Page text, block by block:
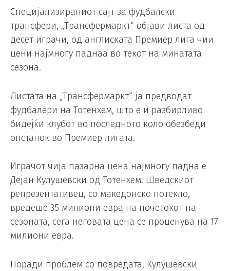
Специјализираниот сајт за фудбалски
трансфери, „Трансфермаркт“ објави листа од
десет играчи, од англиската Премиер лига чии
цени најмногу паднаа во текот на минатата
сезона.
Листата на „Трансфермаркт“ ја предводат
фудбалери на Тотенхем, што е и разбирливо
бидејќи клубот во последното коло обезбеди
опстанок во Премиер лигата.
Играчот чија пазарна цена најмногу падна е
Дејан Кулушевски од Тотенхем. Шведскиот
репрезентативец, со македонско потекло,
вредеше 35 милиони евра на почетокот на
сезоната, сега неговата цена се проценува на 17
милиони евра.
Поради проблем со повредата, Кулушевски